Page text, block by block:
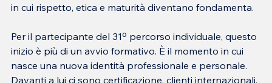
in cui rispetto, etica e maturità diventano fondamenta.
Per il partecipante del 31º percorso individuale, questo
inizio è più di un avvio formativo. È il momento in cui
nasce una nuova identità professionale e personale.
Davanti a lui ci sono certificazione, clienti internazionali,